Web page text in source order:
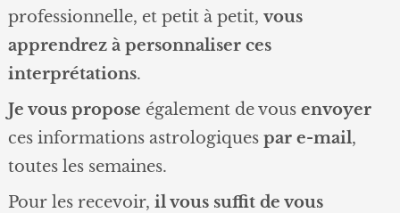
professionnelle, et petit à petit,vous
apprendrez à personnaliser ces
interprétations.
Je vous propose également de vousenvoyer
ces informations astrologiquespar e-mail,
toutes les semaines.
Pour les recevoir,il vous suffit de vous